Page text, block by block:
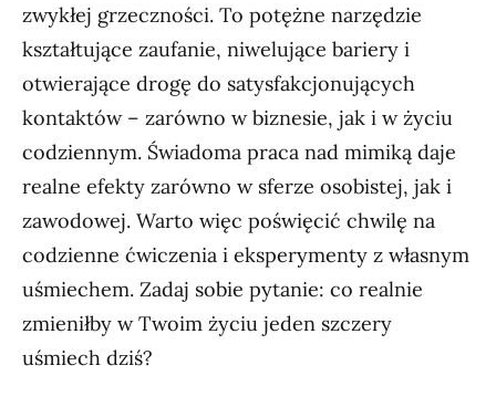
zwykłej grzeczności. To potężne narzędzie
kształtujące zaufanie, niwelujące bariery i
otwierające drogę do satysfakcjonujących
kontaktów – zarówno w biznesie, jak i w życiu
codziennym. Świadoma praca nad mimiką daje
realne efekty zarówno w sferze osobistej, jak i
zawodowej. Warto więc poświęcić chwilę na
codzienne ćwiczenia i eksperymenty z własnym
uśmiechem. Zadaj sobie pytanie: co realnie
zmieniłby w Twoim życiu jeden szczery
uśmiech dziś?